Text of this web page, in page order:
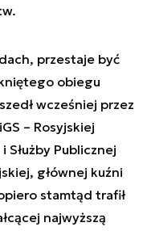
przestaje być
obiegu
wcześniej przez
– Rosyjskiej
Publicznej
głównej kuźni
stamtąd trafił
najwyższą